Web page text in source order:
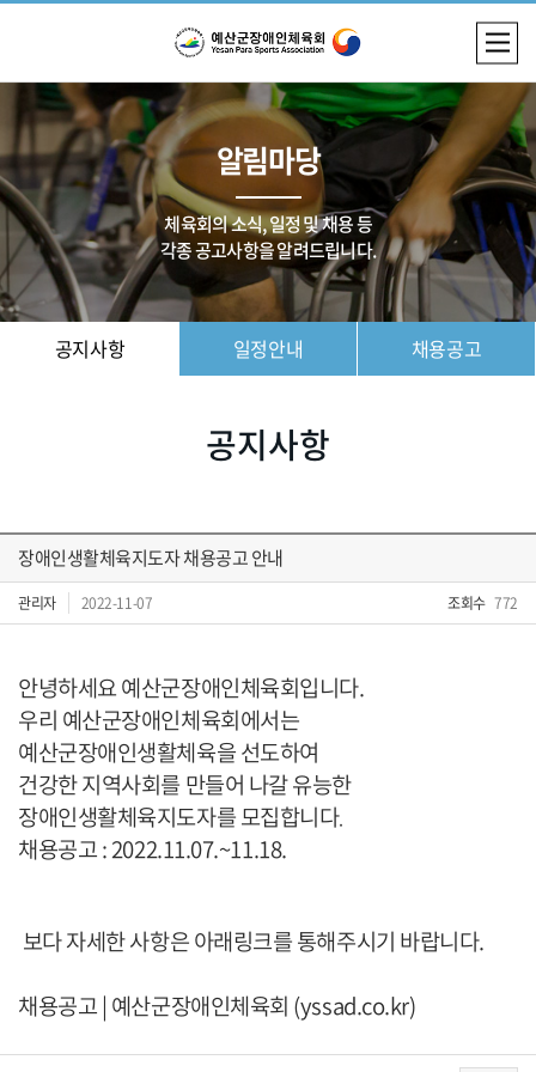
알림마당
체육회의 소식, 일정 및 채용 등
각종 공고사항을 알려드립니다.
공지사항 일정안내 채용공고
공지사항
장애인생활체육지도자 채용공고 안내
관리자 2022-11-07 조회수 772
안녕하세요 예산군장애인체육회입니다.
우리 예산군장애인체육회에서는
예산군장애인생활체육을 선도하여
건강한 지역사회를 만들어 나갈 유능한
장애인생활체육지도자를 모집합니다.
채용공고 : 2022.11.07.~11.18.
보다 자세한 사항은 아래링크를 통해주시기 바랍니다.
채용공고 | 예산군장애인체육회 (yssad.co.kr)